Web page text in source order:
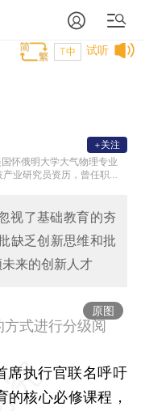
试听
T中
怀俄明大学大气物理专业
业研究员资历，曾任职《
+关注
视了基础教育的夯
缺乏创新思维和批
来的创新人才
原图
式进行分级阅
执行官联名呼吁
的核心必修课程，